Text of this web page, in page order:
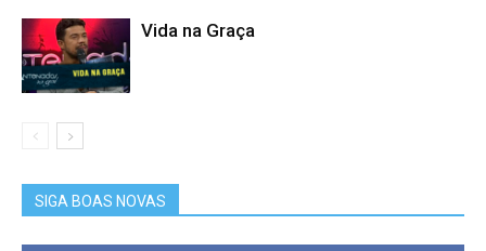
Vida na Graça
SIGA BOAS NOVAS